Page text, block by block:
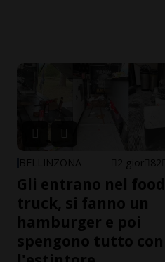
BELLINZONA 2 gior 82
Gli entrano nel food
truck, si fanno un
hamburger e poi
spengono tutto con